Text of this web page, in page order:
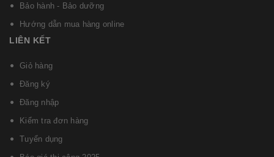
Bảo hành - Bảo dưỡng
Hướng dẫn mua hàng online
LIÊN KẾT
Giỏ hàng
Đăng ký
Đăng nhập
Kiểm tra đơn hàng
Tuyển dụng